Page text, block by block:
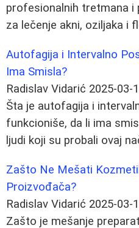
profesionalnih tretmana i
za lečenje akni, oziljaka i
Autofagija i Intervalno
Ima Smisla?
Radislav Vidarić 2025-03-
Šta je autofagija i
funkcioniše, da li ima
ljudi koji su probali ovaj
Zašto Ne Mešati
Proizvođača?
Radislav Vidarić 2025-03-
Zašto je mešanje